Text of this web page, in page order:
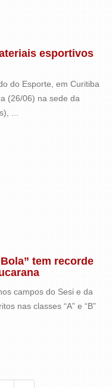
esportivos
do Esporte, em Curitiba
(26/06) na sede da
...
tem recorde
campos do Sesi e da
nas classes “A” e “B”